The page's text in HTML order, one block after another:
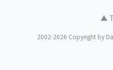
▲
2002-2026 Copyright by